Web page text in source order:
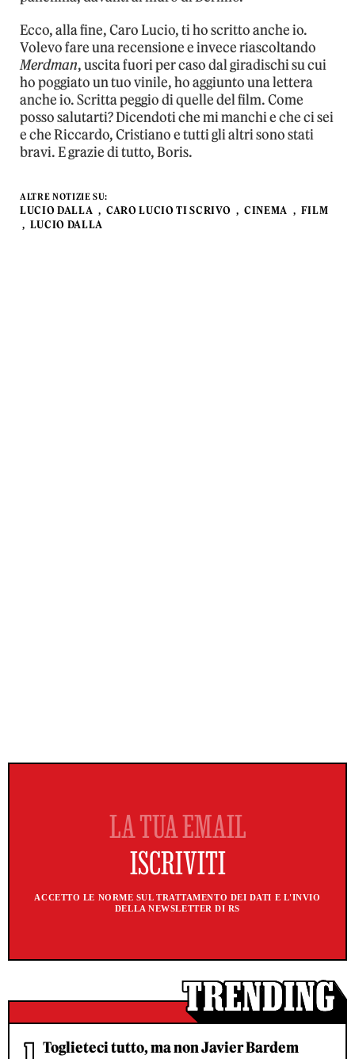
Ecco, alla fine, Caro Lucio, ti ho scritto anche io.
Volevo fare una recensione e invece riascoltando
Merdman, uscita fuori per caso dal giradischi su cui
ho poggiato un tuo vinile, ho aggiunto una lettera
anche io. Scritta peggio di quelle del film. Come
posso salutarti? Dicendoti che mi manchi e che ci sei
e che Riccardo, Cristiano e tutti gli altri sono stati
bravi. E grazie di tutto, Boris.
ALTRE NOTIZIE SU:
LUCIO DALLA CARO LUCIO TI SCRIVO CINEMA
FILM
LUCIO DALLA
ACCETTO LE NORME SUL TRATTAMENTO DEI DATI E L'INVIO
DELLA NEWSLETTER DI RS
Toglieteci tutto, ma non Javier Bardem